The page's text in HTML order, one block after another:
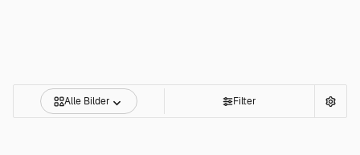
Alle Bilder Filter